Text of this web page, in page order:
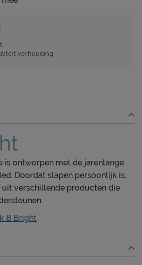
verhouding
is ontworpen met de jarenlange
Doordat slapen persoonlijk is,
verschillende producten die
B Bright